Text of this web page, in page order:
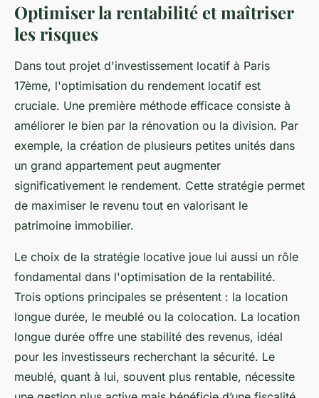
Optimiser la rentabilité et maîtriser
les risques
Dans tout projet d'investissement locatif à Paris
17ème, l'optimisation du rendement locatif est
cruciale. Une première méthode efficace consiste à
améliorer le bien par la rénovation ou la division. Par
exemple, la création de plusieurs petites unités dans
un grand appartement peut augmenter
significativement le rendement. Cette stratégie permet
de maximiser le revenu tout en valorisant le
patrimoine immobilier.
Le choix de la stratégie locative joue lui aussi un rôle
fondamental dans l'optimisation de la rentabilité.
Trois options principales se présentent : la location
longue durée, le meublé ou la colocation. La location
longue durée offre une stabilité des revenus, idéal
pour les investisseurs recherchant la sécurité. Le
meublé, quant à lui, souvent plus rentable, nécessite